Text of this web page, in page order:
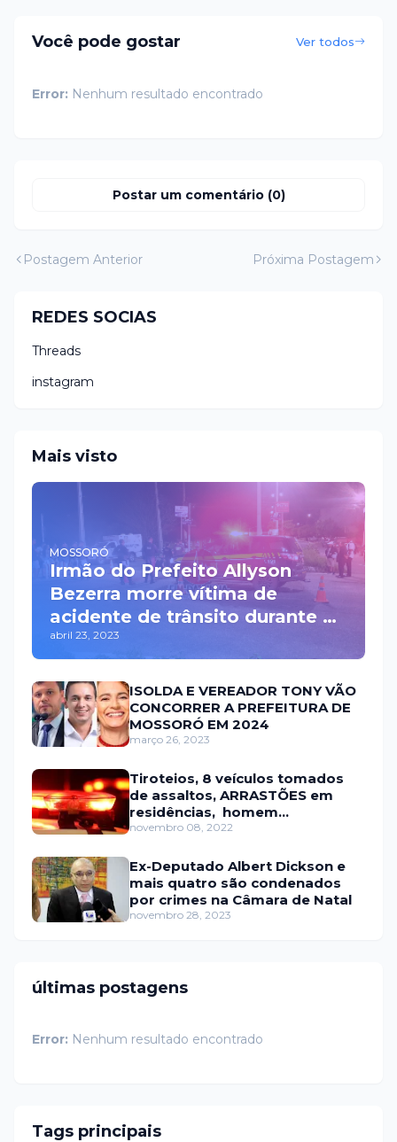
Você pode gostar Ver todos
Error: Nenhum resultado encontrado
Postar um comentário (0)
Postagem Anterior Próxima Postagem
REDES SOCIAS
Threads
instagram
Mais visto
MOSSORÓ
Irmão do Prefeito Allyson
Bezerra morre vítima de
acidente de trânsito durante a
madrugada na BR 110 em
Mossoró
abril 23, 2023
ISOLDA E VEREADOR TONY VÃO
CONCORRER A PREFEITURA DE
MOSSORÓ EM 2024
março 26, 2023
Tiroteios, 8 veículos tomados
de assaltos, ARRASTÕES em
residências, homem
encontrado morto
novembro 08, 2022
Ex-Deputado Albert Dickson e
mais quatro são condenados
por crimes na Câmara de Natal
novembro 28, 2023
últimas postagens
Error: Nenhum resultado encontrado
Tags principais